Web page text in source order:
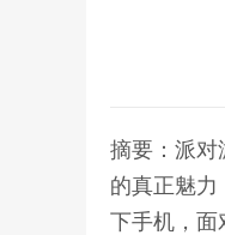
摘要：派对
的真正魅
下手机，面